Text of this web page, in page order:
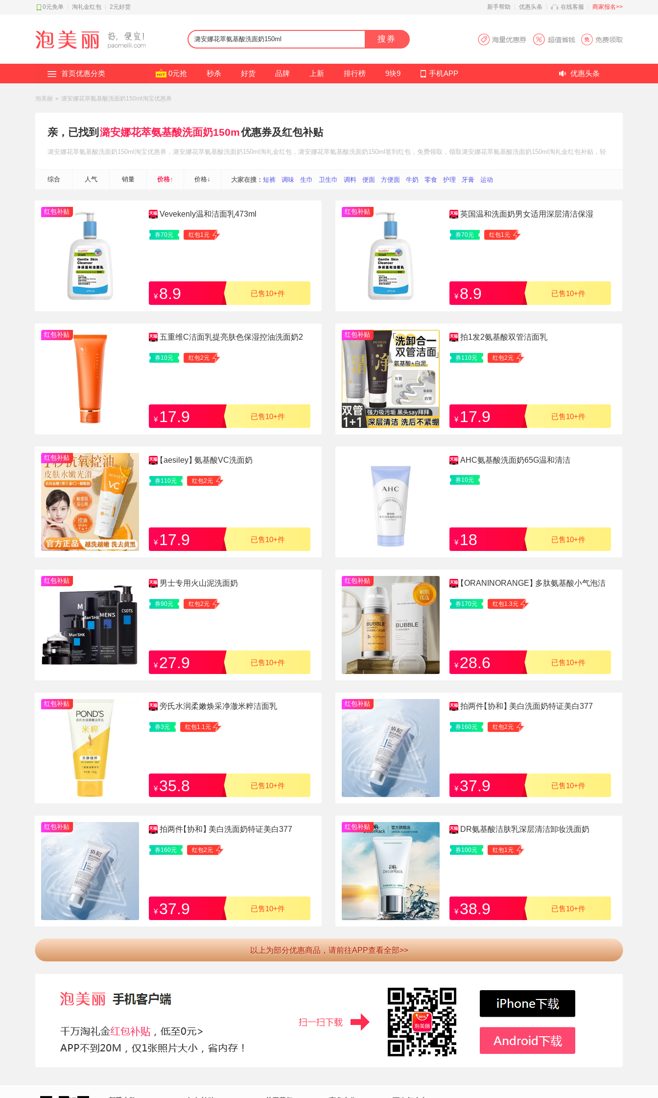
0元免单 淘礼金红包 2元好货 新手帮助 优惠头条 在线客服 商家报名>>
搜券
首页优惠分类 0元抢 秒杀 好货 品牌 上新 排行榜 9块9 手机APP 优惠头条
泡美丽 » 潞安娜花萃氨基酸洗面奶150ml淘宝优惠券
亲，已找到 潞安娜花萃氨基酸洗面奶150m优惠券及红包补贴
潞安娜花萃氨基酸洗面奶150ml 淘宝优惠券 ，潞安娜花萃氨基酸洗面奶150ml 淘礼金红包 ，潞安娜花萃氨基酸洗面奶150ml 签到红包 ，免费领取，领取潞安娜花萃氨基酸洗面奶150ml 淘礼金红包补贴 ，轻
综合 人气 销量 价格↑ 价格↓ 大家在搜： 短裤 调味 生巾 卫生巾 调料 便面 方便面 牛奶 零食 护理 牙膏 运动
红包补贴 Vevekenly温和洁面乳473ml
券70元 红包1元
¥ 8.9 已售10+件
红包补贴 英国温和洗面奶男女适用深层清洁保湿
券70元 红包1元
¥ 8.9 已售10+件
红包补贴
五重维C洁面乳提亮肤色保湿控油洗面奶2
支
券10元 红包2元
¥ 17.9 已售10+件
红包补贴 拍1发2氨基酸双管洁面乳
券110元 红包2元
¥ 17.9 已售10+件
红包补贴 【aesiley】氨基酸VC洗面奶
券110元 红包2元
¥ 17.9 已售10+件
AHC氨基酸洗面奶65G温和清洁
券10元
¥ 18 已售10+件
红包补贴 男士专用火山泥洗面奶
券90元 红包2元
¥ 27.9 已售10+件
红包补贴 【ORANINORANGE】多肽氨基酸小气泡洁
面乳
券170元 红包1.3元
¥ 28.6 已售10+件
红包补贴 旁氏水润柔嫩焕采净澈米粹洁面乳
券3元 红包1.1元
¥ 35.8 已售10+件
红包补贴 拍两件【协和】美白洗面奶特证美白377
券160元 红包2元
¥ 37.9 已售10+件
红包补贴 拍两件【协和】美白洗面奶特证美白377
券160元 红包2元
¥ 37.9 已售10+件
红包补贴 DR氨基酸洁肤乳深层清洁卸妆洗面奶
券100元 红包1元
¥ 38.9 已售10+件
以上为部分优惠商品，请前往APP查看全部>>